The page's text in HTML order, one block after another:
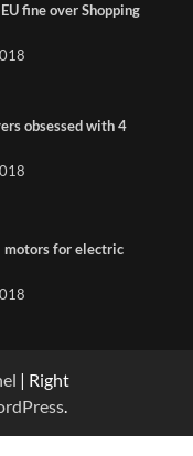
fine over Shopping
obsessed with 4
motors for electric
| Right